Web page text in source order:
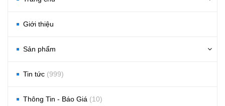
Giới thiệu
Sản phẩm
Tin tức (999)
Thông Tin - Báo Giá (10)